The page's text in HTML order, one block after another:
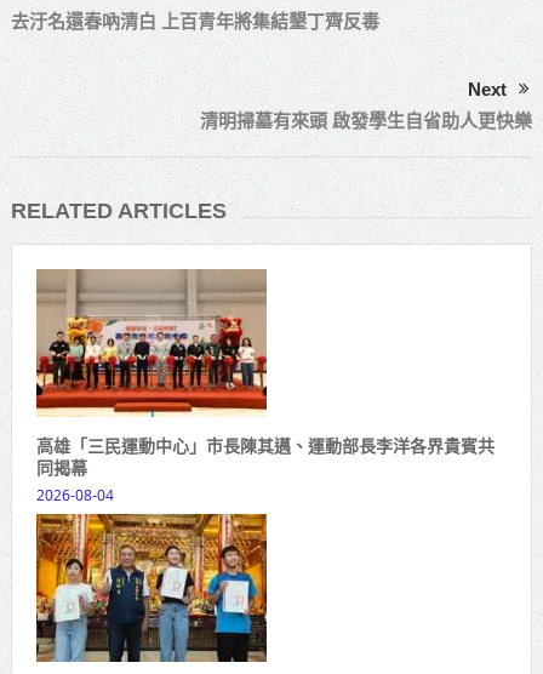
去汙名還春吶清白 上百青年將集結墾丁齊反毒
Next
清明掃墓有來頭 啟發學生自省助人更快樂
RELATED ARTICLES
高雄「三民運動中心」市長陳其邁、運動部長李洋各界貴賓共
同揭幕
2026-08-04